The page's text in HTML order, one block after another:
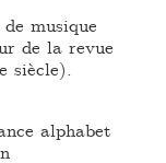
musique
de la revue
siècle).
alphabet